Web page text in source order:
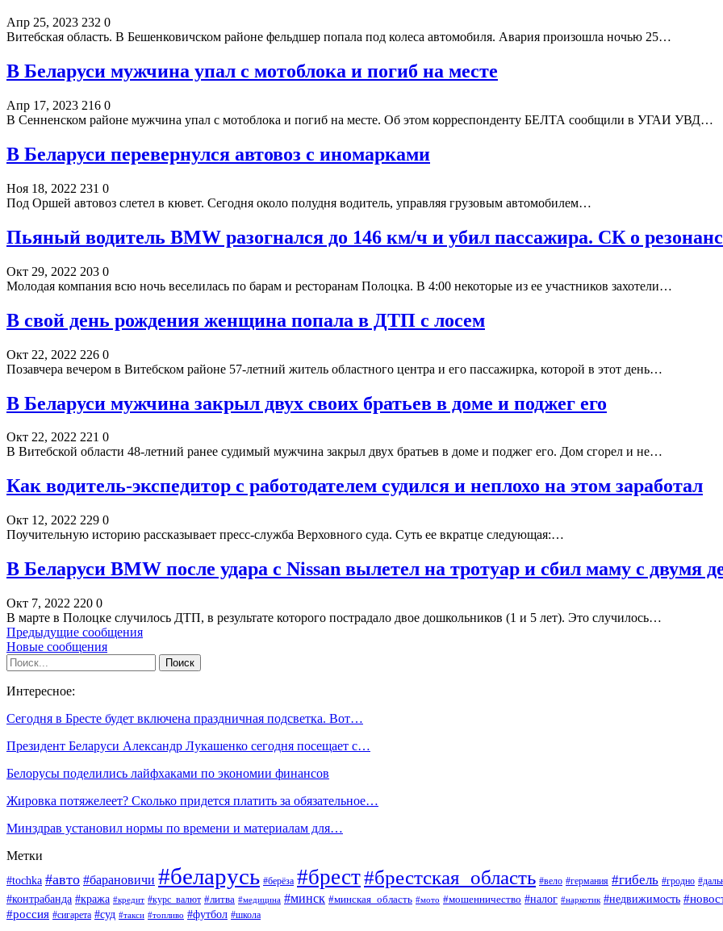
Апр 25, 2023 232 0
Витебская область. В Бешенковичском районе фельдшер попала под колеса автомобиля. Авария произошла ночью 25…
В Беларуси мужчина упал с мотоблока и погиб на месте
Апр 17, 2023 216 0
В Сенненском районе мужчина упал с мотоблока и погиб на месте. Об этом корреспонденту БЕЛТА сообщили в УГАИ УВД…
В Беларуси перевернулся автовоз с иномарками
Ноя 18, 2022 231 0
Под Оршей автовоз слетел в кювет. Сегодня около полудня водитель, управляя грузовым автомобилем…
Пьяный водитель BMW разогнался до 146 км/ч и убил пассажира. СК о
Окт 29, 2022 203 0
Молодая компания всю ночь веселилась по барам и ресторанам Полоцка. В 4:00 некоторые из ее участников захотели…
В свой день рождения женщина попала в ДТП с лосем
Окт 22, 2022 226 0
Позавчера вечером в Витебском районе 57-летний житель областного центра и его пассажирка, которой в этот день…
В Беларуси мужчина закрыл двух своих братьев в доме и поджег его
Окт 22, 2022 221 0
В Витебской области 48-летний ранее судимый мужчина закрыл двух братьев в доме и поджег его. Дом сгорел и не…
Как водитель-экспедитор с работодателем судился и неплохо на этом заработал
Окт 12, 2022 229 0
Поучительную историю рассказывает пресс-служба Верховного суда. Суть ее вкратце следующая:…
В Беларуси BMW после удара с Nissan вылетел на тротуар и сбил маму с двумя
Окт 7, 2022 220 0
В марте в Полоцке случилось ДТП, в результате которого пострадало двое дошкольников (1 и 5 лет). Это случилось…
Предыдущие сообщения
Новые сообщения
Интересное:
Сегодня в Бресте будет включена праздничная подсветка. Вот…
Президент Беларуси Александр Лукашенко сегодня посещает с…
Белорусы поделились лайфхаками по экономии финансов
Жировка потяжелеет? Cколько придется платить за обязательное…
Минздрав установил нормы по времени и материалам для…
Метки
#tochka #авто #барановичи #беларусь #берёза #брест#брестская_область #вело #германия #гибель #гродно
#контрабанда #кража #кредит #курс_валют #литва #медицина #минск #минская_область #мото #мошенничество #налог #наркотик #недвижимость
#россия #сигарета #суд #такси #топливо #футбол #школа